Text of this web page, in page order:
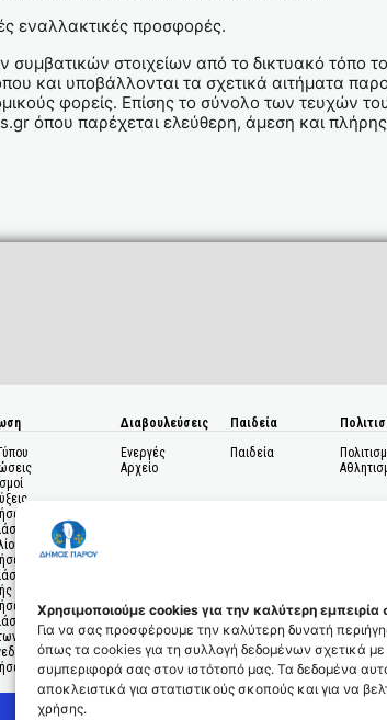
Χρησιμοποιούμε cookies για την καλύτερη εμπειρία
Για να σας προσφέρουμε την καλύτερη δυνατή
όπως τα cookies για τη συλλογή δεδομένων σχετικά
συμπεριφορά σας στον ιστότοπό μας. Τα δεδομένα
αποκλειστικά για στατιστικούς σκοπούς και για να
χρήσης.
εναλλακτικές προσφορές.
στοιχείων από το δικτυακό τόπο
και υποβάλλονται τα σχετικά αιτήματα
φορείς. Επίσης το σύνολο των τευχών
όπου παρέχεται ελεύθερη, άμεση και
σε
Δημοτικού
σε
Δημοτικής
σε
Δημοτικών
Ενδιαφέροντος
Διαβουλεύσεις
Ενεργές
Αρχείο
Παιδεία
Παιδεία